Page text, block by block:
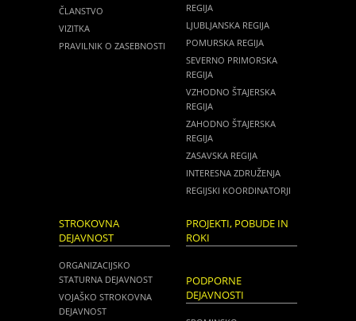
ČLANSTVO
VIZITKA
PRAVILNIK O ZASEBNOSTI
REGIJA
LJUBLJANSKA REGIJA
POMURSKA REGIJA
SEVERNO PRIMORSKA
REGIJA
VZHODNO ŠTAJERSKA
REGIJA
ZAHODNO ŠTAJERSKA
REGIJA
ZASAVSKA REGIJA
INTERESNA ZDRUŽENJA
REGIJSKI KOORDINATORJI
STROKOVNA
DEJAVNOST
ORGANIZACIJSKO
STATURNA DEJAVNOST
VOJAŠKO STROKOVNA
DEJAVNOST
PROJEKTI, POBUDE IN
ROKI
PODPORNE
DEJAVNOSTI